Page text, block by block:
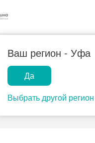
Ваш регион - Уфа
Да
Выбрать другой регион
ПроМедицина
онлайн
запросы
гинеколога
лечение храпа